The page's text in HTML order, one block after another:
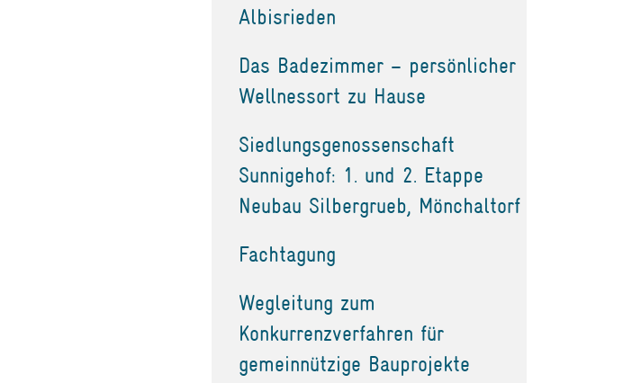
Albisrieden
Das Badezimmer – persönlicher
Wellnessort zu Hause
Siedlungsgenossenschaft
Sunnigehof: 1. und 2. Etappe
Neubau Silbergrueb, Mönchaltorf
Fachtagung
Wegleitung zum
Konkurrenzverfahren für
gemeinnützige Bauprojekte